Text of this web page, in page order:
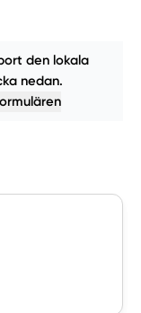
den lokala
nedan.